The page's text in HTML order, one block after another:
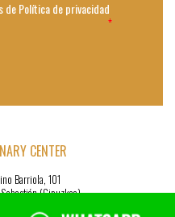
dePolítica de privacidad
CENTER
Barriola, 101
(Gipuzkoa)